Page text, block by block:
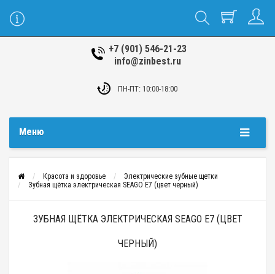
+7 (901) 546-21-23
info@zinbest.ru
ПН-ПТ: 10:00-18:00
Меню
Красота и здоровье
Электрические зубные щетки
Зубная щётка электрическая SEAGO E7 (цвет черный)
ЗУБНАЯ ЩЁТКА ЭЛЕКТРИЧЕСКАЯ SEAGO E7 (ЦВЕТ
ЧЕРНЫЙ)